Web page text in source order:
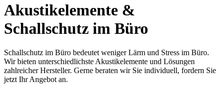
Akustikelemente &
Schallschutz im Büro
Schallschutz im Büro bedeutet weniger Lärm und Stress im Büro.
Wir bieten unterschiedlichste Akustikelemente und Lösungen
zahlreicher Hersteller. Gerne beraten wir Sie individuell, fordern Sie
jetzt Ihr Angebot an.